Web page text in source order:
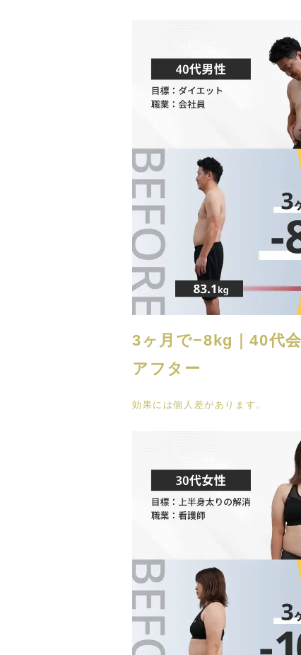
3ヶ月で−8kg｜40代
アフター
効果には個人差があります。